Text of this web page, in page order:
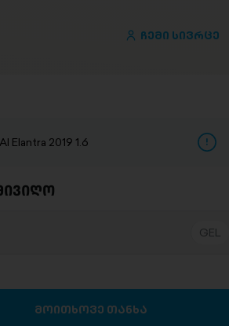
ჩემი სივრცე
Elantra 2019 1.6
მოითხოვე თანხა